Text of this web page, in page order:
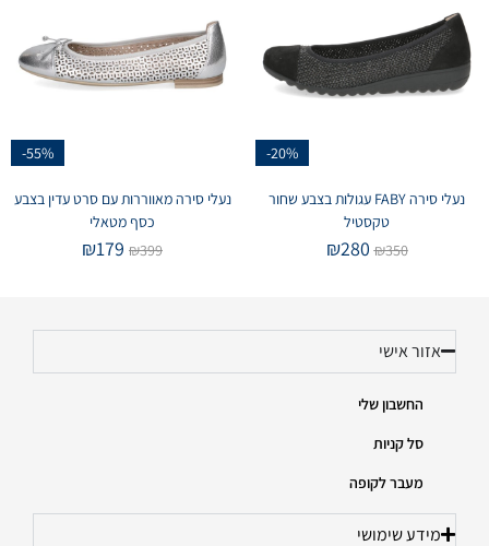
-20%
נעלי סירה FABY עגולות בצבע שחור
טקסטיל
₪350
₪280
-55%
נעלי סירה מאווררות עם סרט עדין בצבע
כסף מטאלי
₪399
₪179
אזור אישי
החשבון שלי
סל קניות
מעבר לקופה
מידע שימושי